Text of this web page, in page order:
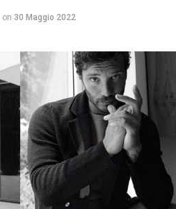
on 30 Maggio 2022